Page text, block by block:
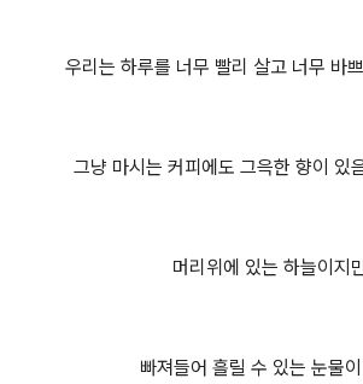
우리는 하루를 너무 빨리 살고 너무 바
그냥 마시는 커피에도 그윽한 향이 있
머리위에 있는 하늘이지
빠져들어 흘릴 수 있는 눈물